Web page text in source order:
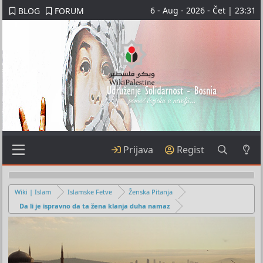
BLOG FORUM 6 - Aug - 2026 - Čet | 23:31
Prijava Regist
Wiki | Islam Islamske Fetve
Ženska Pitanja
Da li je ispravno da ta žena klanja duha namaz